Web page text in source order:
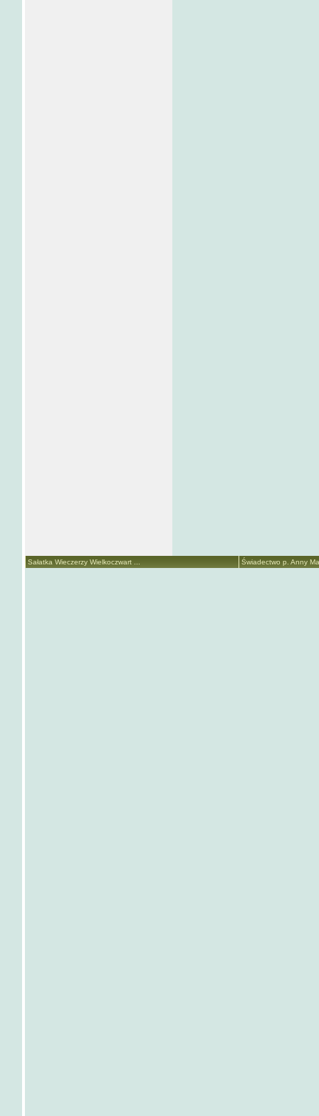
Sałatka Wieczerzy Wielkoczwart ... Świadectwo p. Anny